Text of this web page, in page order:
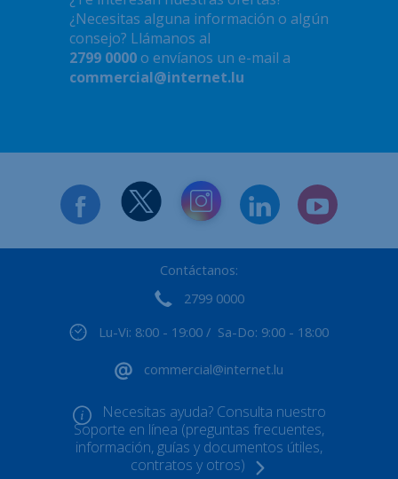
¿Necesitas alguna información o algún
consejo? Llámanos al
2799 0000 o envíanos un e-mail a
commercial@internet.lu
Contáctanos:
2799 0000
Lu-Vi: 8:00 - 19:00 / Sa-Do: 9:00 - 18:00
commercial@internet.lu
Necesitas ayuda? Consulta nuestro
Soporte en línea (preguntas frecuentes,
información, guías y documentos útiles,
contratos y otros)